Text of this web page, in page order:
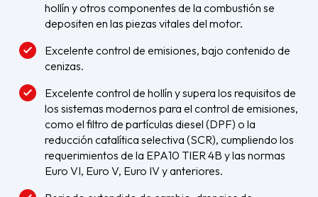
hollín y otros componentes de la combustión se
depositen en las piezas vitales del motor.
Excelente control de emisiones, bajo contenido de
cenizas.
Excelente control de hollín y supera los requisitos de
los sistemas modernos para el control de emisiones,
como el filtro de partículas diesel (DPF) o la
reducción catalítica selectiva (SCR), cumpliendo los
requerimientos de la EPA10 TIER 4B y las normas
Euro VI, Euro V, Euro IV y anteriores.